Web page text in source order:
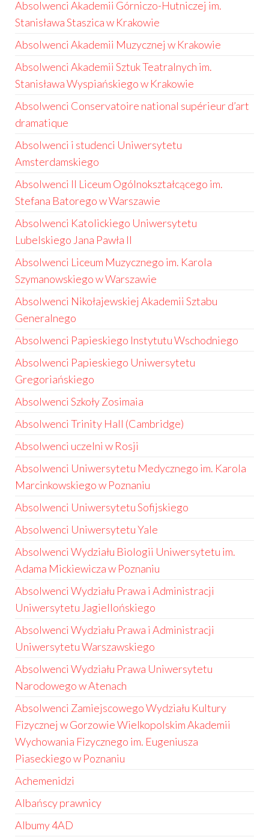
Absolwenci Akademii Górniczo-Hutniczej im.
Stanisława Staszica w Krakowie
Absolwenci Akademii Muzycznej w Krakowie
Absolwenci Akademii Sztuk Teatralnych im.
Stanisława Wyspiańskiego w Krakowie
Absolwenci Conservatoire national supérieur d’art
dramatique
Absolwenci i studenci Uniwersytetu
Amsterdamskiego
Absolwenci II Liceum Ogólnokształcącego im.
Stefana Batorego w Warszawie
Absolwenci Katolickiego Uniwersytetu
Lubelskiego Jana Pawła II
Absolwenci Liceum Muzycznego im. Karola
Szymanowskiego w Warszawie
Absolwenci Nikołajewskiej Akademii Sztabu
Generalnego
Absolwenci Papieskiego Instytutu Wschodniego
Absolwenci Papieskiego Uniwersytetu
Gregoriańskiego
Absolwenci Szkoły Zosimaia
Absolwenci Trinity Hall (Cambridge)
Absolwenci uczelni w Rosji
Absolwenci Uniwersytetu Medycznego im. Karola
Marcinkowskiego w Poznaniu
Absolwenci Uniwersytetu Sofijskiego
Absolwenci Uniwersytetu Yale
Absolwenci Wydziału Biologii Uniwersytetu im.
Adama Mickiewicza w Poznaniu
Absolwenci Wydziału Prawa i Administracji
Uniwersytetu Jagiellońskiego
Absolwenci Wydziału Prawa i Administracji
Uniwersytetu Warszawskiego
Absolwenci Wydziału Prawa Uniwersytetu
Narodowego w Atenach
Absolwenci Zamiejscowego Wydziału Kultury
Fizycznej w Gorzowie Wielkopolskim Akademii
Wychowania Fizycznego im. Eugeniusza
Piaseckiego w Poznaniu
Achemenidzi
Albańscy prawnicy
Albumy 4AD